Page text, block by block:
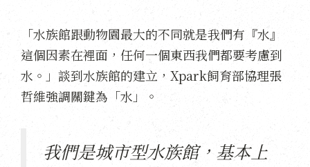
「水族館跟動物園最大的不同就是我們有『水』
這個因素在裡面，任何一個東西我們都要考慮到
水。」談到水族館的建立，Xpark飼育部協理張
哲維強調關鍵為「水」。
我們是城市型水族館，基本上